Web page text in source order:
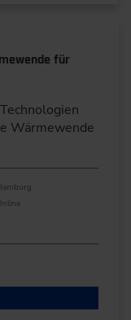
für
Wärmewende